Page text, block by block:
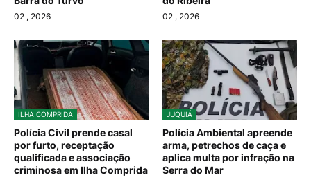
02 , 2026 02 , 2026
ILHA COMPRIDA
Polícia Civil prende casal
por furto, receptação
qualificada e associação
criminosa em Ilha Comprida
JUQUIÁ
Polícia Ambiental apreende
arma, petrechos de caça e
aplica multa por infração na
Serra do Mar